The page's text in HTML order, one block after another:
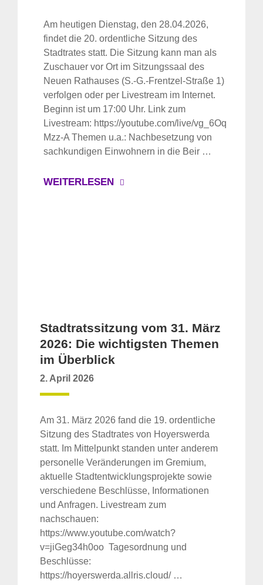
Am heutigen Dienstag, den 28.04.2026,
findet die 20. ordentliche Sitzung des
Stadtrates statt. Die Sitzung kann man als
Zuschauer vor Ort im Sitzungssaal des
Neuen Rathauses (S.-G.-Frentzel-Straße 1)
verfolgen oder per Livestream im Internet.
Beginn ist um 17:00 Uhr. Link zum
Livestream: https://youtube.com/live/vg_6Oq
Mzz-A Themen u.a.: Nachbesetzung von
sachkundigen Einwohnern in die Beir …
WEITERLESEN
Stadtratssitzung vom 31. März
2026: Die wichtigsten Themen
im Überblick
2. April 2026
Am 31. März 2026 fand die 19. ordentliche
Sitzung des Stadtrates von Hoyerswerda
statt. Im Mittelpunkt standen unter anderem
personelle Veränderungen im Gremium,
aktuelle Stadtentwicklungsprojekte sowie
verschiedene Beschlüsse, Informationen
und Anfragen. Livestream zum
nachschauen:
https://www.youtube.com/watch?
v=jiGeg34h0oo Tagesordnung und
Beschlüsse:
https://hoyerswerda.allris.cloud/ …